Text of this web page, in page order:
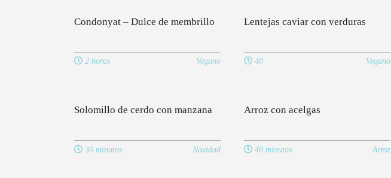
Condonyat – Dulce de membrillo
2 horas Vegano
Lentejas caviar con verduras
40 Vegano
Solomillo de cerdo con manzana
30 minutos Navidad
Arroz con acelgas
40 minutos Arroz